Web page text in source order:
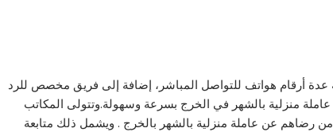
عدة أرقام هواتف للتواصل المباشر، إضافة إلى فريق مخصص للرد
منزلية بالشهر في الخرج بسرعة وسهولة.وتتولى المكاتب
من رضاهم عن عاملة منزلية بالشهر بالخرج . ويشمل ذلك متابعة